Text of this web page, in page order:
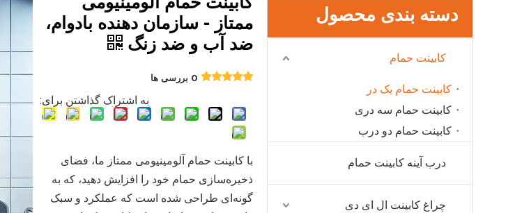
ممتاز - سازمان دهنده بادوام،
ضد آب و ضد زنگ
0 بررسی ها
به اشتراک گذاشتن برای:
با کابینت حمام آلومینیومی ممتاز ما، فضای
ذخیره‌سازی حمام خود را افزایش دهید، که به
گونه‌ای طراحی شده است که عملکرد و سبک
دسته بندی محصول
کابینت حمام
کابینت حمام یک در
کابینت حمام سه دری
کابینت حمام دو درب
درب آینه کابینت حمام
چراغ کابینت ال ای دی